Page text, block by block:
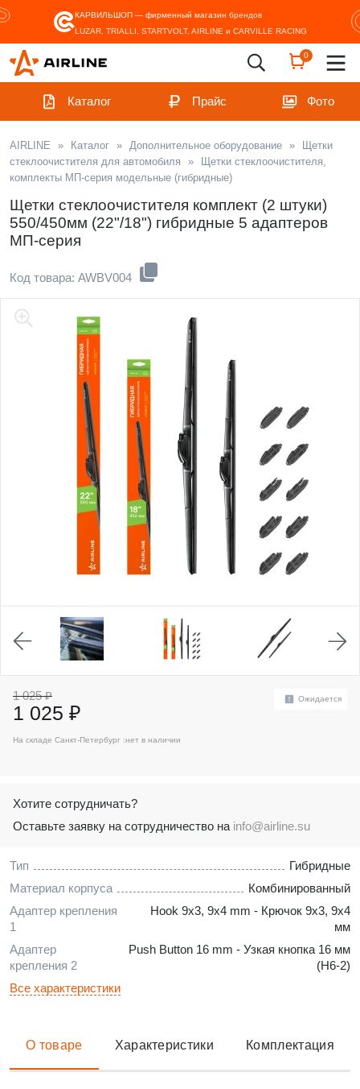
КАРВИЛЬШОП — фирменный магазин брендов
LUZAR, TRIALLI, STARTVOLT, AIRLINE и CARVILLE RACING
0
Каталог Прайс Фото
AIRLINE » Каталог » Дополнительное оборудование »
Щетки
стеклоочистителя для автомобиля
»
Щетки стеклоочистителя,
комплекты МП-серия модельные (гибридные)
Щетки стеклоочистителя комплект (2 штуки)
550/450мм (22"/18") гибридные 5 адаптеров
МП-серия
Код товара: AWBV004
Тип
Гибридные
Материал корпуса
Комбинированный
Адаптер крепления
1
Hook 9x3, 9x4 mm - Крючок 9x3, 9x4
мм
Адаптер
крепления 2
Push Button 16 mm - Узкая кнопка 16 мм
(H6-2)
Все характеристики
1 025 ₽
1 025 ₽
Ожидается
На складе Санкт-Петербург :нет в наличии
Хотите сотрудничать?
Оставьте заявку на сотрудничество на info@airline.su
О товаре Характеристики Комплектация